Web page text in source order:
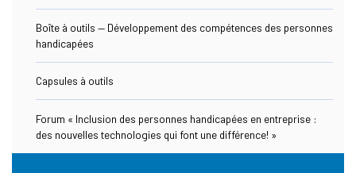
Nous Joindre
Will Open In A New Window)
Boîte à outils — Développement des compétences des personnes
handicapées
Capsules à outils
Forum « Inclusion des personnes handicapées en entreprise :
des nouvelles technologies qui font une différence! »